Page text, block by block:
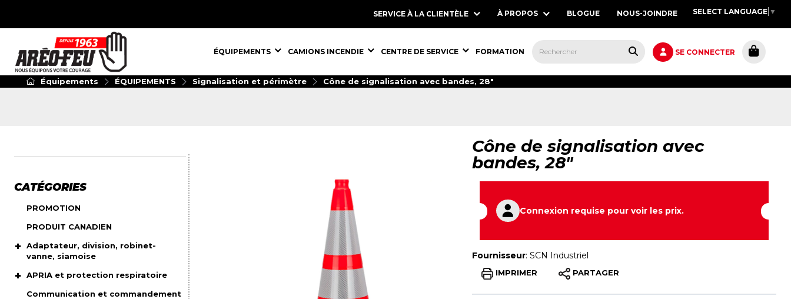
SERVICE À LA CLIENTÈLE À PROPOS BLOGUE NOUS-JOINDRE SELECT LANGUAGE ▼
SE CONNECTER
ÉQUIPEMENTS,
ÉQUIPEMENTS ÉQUIPEMENTS,
CAMIONS INCENDIE ÉQUIPEMENTS,
CENTRE DE SERVICE ÉQUIPEMENTS,
FORMATION
Équipements ÉQUIPEMENTS Signalisation et périmètre Cône de signalisation avec bandes, 28"
CATÉGORIES
PROMOTION
PRODUIT CANADIEN
Adaptateur, division, robinet-
vanne, siamoise
APRIA et protection respiratoire
Communication et commandement
Cône de signalisation avec
bandes, 28"
Connexion requise pour voir les prix.
Fournisseur:SCN Industriel
IMPRIMER PARTAGER